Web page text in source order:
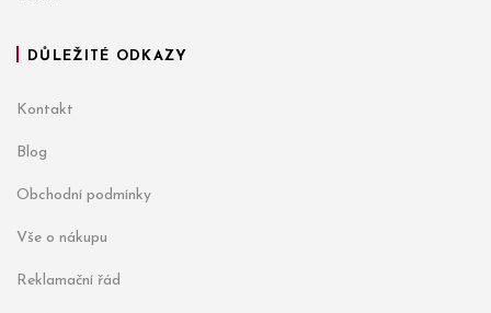
DŮLEŽITÉ ODKAZY
Kontakt
Blog
Obchodní podmínky
Vše o nákupu
Reklamační řád